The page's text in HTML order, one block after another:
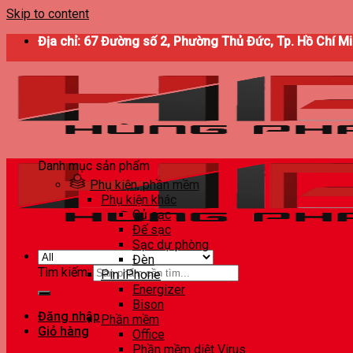
Skip to content
Địa chỉ: 67 Đường số 2, Phường Thủ Đức, Tp. Hồ Chí
Tìm kiếm:
Đăng nhập
Giỏ hàng
Danh mục sản phẩm
Phụ kiện, phần mềm
Phụ kiện khác
Củ sạc
Đế sạc
Sạc dự phòng
Đèn
Pin iPhone
Energizer
Bison
Phần mềm
Office
Phần mềm diệt Virus